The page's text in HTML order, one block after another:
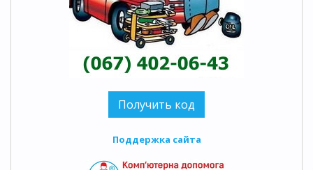
Поддержка сайта